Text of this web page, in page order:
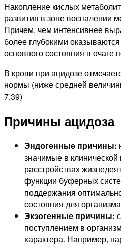
Накопление кислых
развития в зоне воспалении
Причем, чем интенсивнее
более глубокими
основного состояния в очаге
В крови при ацидозе
нормы (ниже средней
7,39)
Причины ацидоза
Эндогенные причины:
значимые в
расстройствах
функции буферных
поддержания
состояния для организма
Экзогенные причины:
поступлением в
характера. Например,